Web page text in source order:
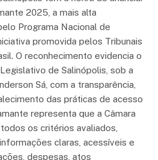
2025, a mais alta
Programa Nacional de
promovida pelos Tribunais
O reconhecimento evidencia o
de Salinópolis, sob a
Sá, com a transparência,
das práticas de acesso
representa que a Câmara
os critérios avaliados,
claras, acessíveis e
despesas, atos